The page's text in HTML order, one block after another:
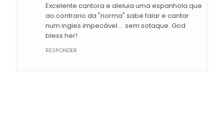
Excelente cantora e aleluia uma espanhola que
ao contrario da "norma" sabe falar e cantar
num ingles impecável ... sem sotaque. God
bless her!
RESPONDER